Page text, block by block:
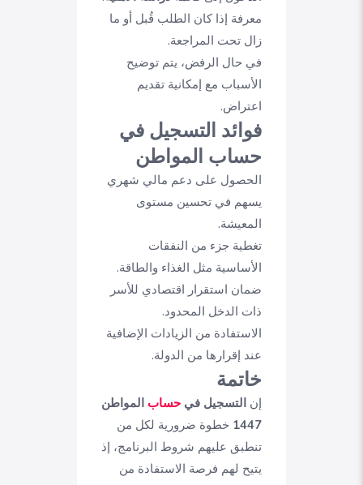
معرفة إذا كان الطلب قُبل أو ما
زال تحت المراجعة.
في حال الرفض، يتم توضيح
الأسباب مع إمكانية تقديم
اعتراض.
فوائد التسجيل في
حساب المواطن
الحصول على دعم مالي شهري
يسهم في تحسين مستوى
المعيشة.
تغطية جزء من النفقات
الأساسية مثل الغذاء والطاقة.
ضمان استقرار اقتصادي للأسر
ذات الدخل المحدود.
الاستفادة من الزيادات الإضافية
عند إقرارها من الدولة.
خاتمة
إن التسجيل في حساب المواطن
1447 خطوة ضرورية لكل من
تنطبق عليهم شروط البرنامج، إذ
يتيح لهم فرصة الاستفادة من